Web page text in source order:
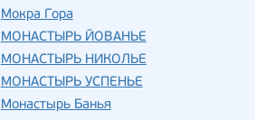
Мокра Гора
МОНАСТЫРЬ ЙОВАНЬЕ
МОНАСТЫРЬ НИКОЛЬЕ
МОНАСТЫРЬ УСПЕНЬЕ
Монастырь Банья